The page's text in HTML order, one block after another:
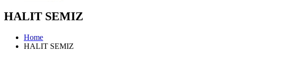
HALIT SEMIZ
Home
HALIT SEMIZ